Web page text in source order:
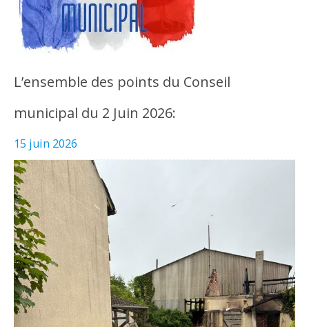
L’ensemble des points du Conseil
municipal du 2 Juin 2026:
15 juin 2026